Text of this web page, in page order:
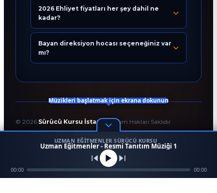
2026 Ehliyet fiyatları her şey dahil ne
kadar?
Bayan direksiyon hocası seçeneğiniz var
mı?
© 2026 Sürücü Kursu İstanbul. Tüm Hakları Saklıdır.
T.C. Milli Eğitim Bakanlığı Onaylı Resmi Eğitim Kurumudur.
Kodlama ve Tasarım:Enver Çağlar
Bugün 08:32
Ara
1
Konum Mezun
Müzikleri başlatmak için ekrana dokunun
UZMAN EĞITMENLER SÜRÜCÜ KURSU
Uzman Eğitmenler - Resmi Tanıtım Müziği 1
00:00 00:00